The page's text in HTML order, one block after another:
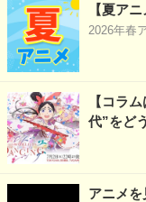
【夏アニ
2026年春
【コラ
代”をど
アニメ